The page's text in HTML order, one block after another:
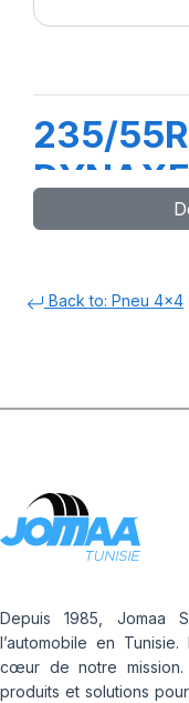
235/
Back to: Pneu 4x4
Depuis 1985, Jomaa
l’automobile en
cœur de notre mission.
produits et solutions